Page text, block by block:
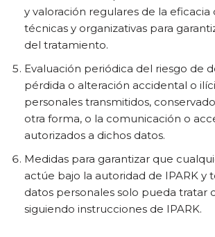
y valoración regulares de la eficacia
técnicas y organizativas para
del tratamiento.
Evaluación periódica del riesgo de
pérdida o alteración accidental o
personales transmitidos,
otra forma, o la comunicación o
autorizados a dichos datos.
Medidas para garantizar que
actúe bajo la autoridad de IPARK y
datos personales solo pueda tratar
siguiendo instrucciones de IPARK.